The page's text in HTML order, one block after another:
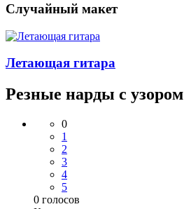
Случайный макет
Летающая гитара
Резные нарды с узором
0
1
2
3
4
5
0 голосов